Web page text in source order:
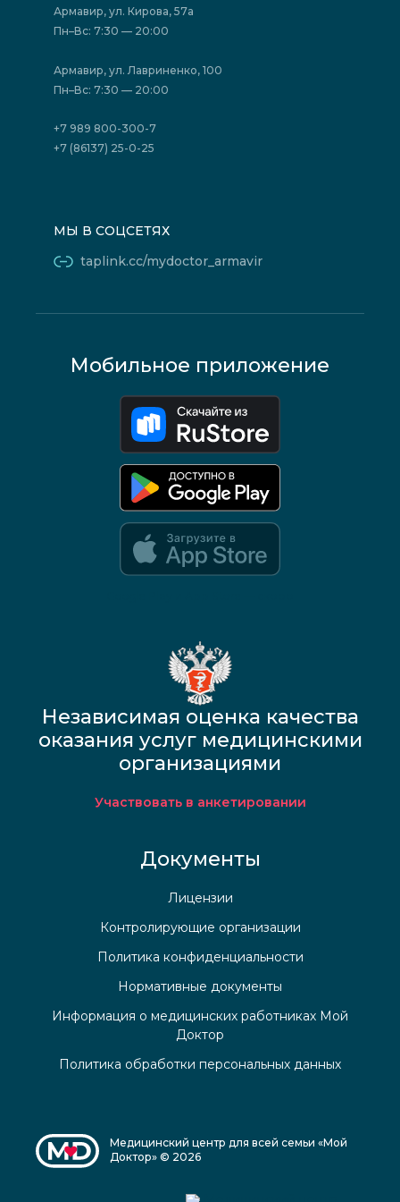
Фотогалерея
Политика конфиденциальности
Акции
Акции
Отзывы
Государственные программы
Юридическим лицам
Армавир, ул. Кирова, 57а
Пн–Вс: 7:30 — 20:00
Армавир, ул. Лавриненко, 100
Пн–Вс: 7:30 — 20:00
+7 989 800-300-7
+7 (86137) 25-0-25
МЫ В СОЦСЕТЯХ
taplink.cc/mydoctor_armavir
Мобильное приложение
Независимая оценка качества
оказания услуг медицинскими
организациями
Участвовать в анкетировании
Документы
Лицензии
Контролирующие организации
Политика конфиденциальности
Нормативные документы
Информация о медицинских работниках Мой
Доктор
Политика обработки персональных данных
Медицинский центр для всей семьи «Мой
Доктор» © 2026